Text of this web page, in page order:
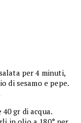
per 4 minuti,
di sesamo e pepe.
gr di acqua.